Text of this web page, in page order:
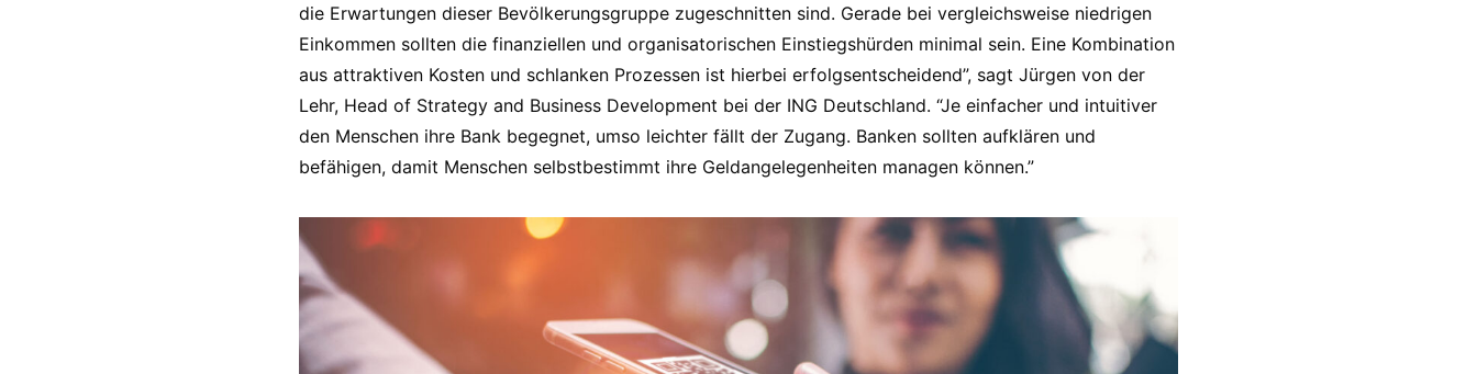
die Erwartungen dieser Bevölkerungsgruppe zugeschnitten sind. Gerade bei vergleichsweise niedrigen
Einkommen sollten die finanziellen und organisatorischen Einstiegshürden minimal sein. Eine Kombination
aus attraktiven Kosten und schlanken Prozessen ist hierbei erfolgsentscheidend”, sagt Jürgen von der
Lehr, Head of Strategy and Business Development bei der ING Deutschland. “Je einfacher und intuitiver
den Menschen ihre Bank begegnet, umso leichter fällt der Zugang. Banken sollten aufklären und
befähigen, damit Menschen selbstbestimmt ihre Geldangelegenheiten managen können.”